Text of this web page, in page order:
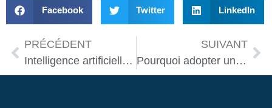
Facebook Twitter LinkedIn
PRÉCÉDENT
Intelligence artificielle et robots de maison
SUIVANT
Pourquoi adopter un robot humanoïde chez soi ?